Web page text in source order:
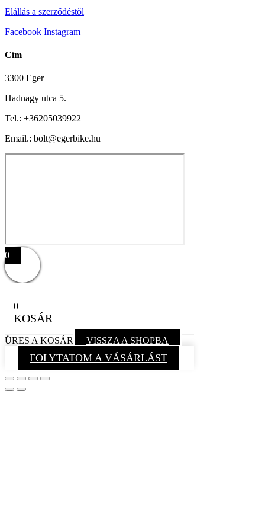
Elállás a szerződéstől
Facebook Instagram
Cím
3300 Eger
Hadnagy utca 5.
Tel.: +36205039922
Email.: bolt@egerbike.hu
0
0
KOSÁR
ÜRES A KOSÁR VISSZA A SHOPBA
FOLYTATOM A VÁSÁRLÁST